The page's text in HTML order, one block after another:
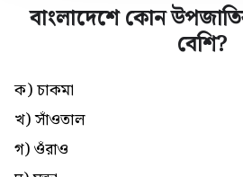
বাংলাদেশে কোন
বেশি?
ক) চাকমা
খ) সাঁওতাল
গ) ওঁরাও